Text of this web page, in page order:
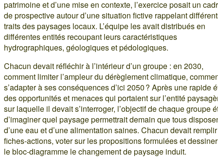
patrimoine et d’une mise en contexte, l’exercice posait un
de prospective autour d’une situation fictive rappelant
traits des paysages locaux. L’équipe les avait distribués en
différentes entités recoupant leurs caractéristiques
hydrographiques, géologiques et pédologiques.
Chacun devait réfléchir à l’intérieur d’un groupe : en 2030,
comment limiter l’ampleur du dérèglement climatique,
s’adapter à ses conséquences d’ici 2050 ? Après une rapide
des opportunités et menaces qui portaient sur l’entité
sur laquelle il devait s’interroger, l’objectif de chaque groupe
d’imaginer quel paysage permettrait demain que tous
d’une eau et d’une alimentation saines. Chacun devait
fiches-actions, voter sur les propositions formulées et
le bloc‑diagramme le changement de paysage induit.